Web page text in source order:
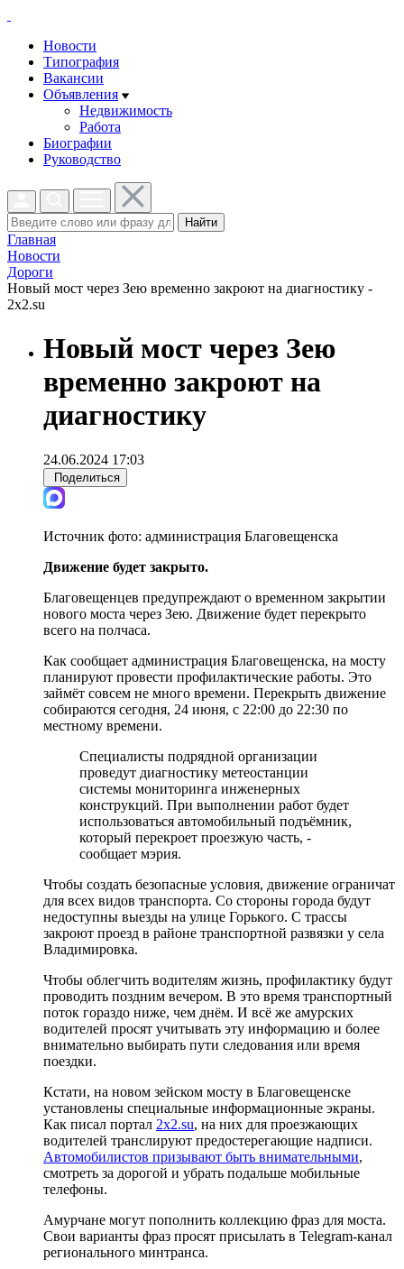
Новости
Типография
Вакансии
Объявления
Недвижимость
Работа
Биографии
Руководство
Найти
Главная
Новости
Дороги
Новый мост через Зею временно закроют на диагностику -
2x2.su
Новый мост через Зею
временно закроют на
диагностику
24.06.2024 17:03
Поделиться
Источник фото: администрация Благовещенска
Движение будет закрыто.
Благовещенцев предупреждают о временном закрытии
нового моста через Зею. Движение будет перекрыто
всего на полчаса.
Как сообщает администрация Благовещенска, на мосту
планируют провести профилактические работы. Это
займёт совсем не много времени. Перекрыть движение
собираются сегодня, 24 июня, с 22:00 до 22:30 по
местному времени.
Специалисты подрядной организации
проведут диагностику метеостанции
системы мониторинга инженерных
конструкций. При выполнении работ будет
использоваться автомобильный подъёмник,
который перекроет проезжую часть, -
сообщает мэрия.
Чтобы создать безопасные условия, движение ограничат
для всех видов транспорта. Со стороны города будут
недоступны выезды на улице Горького. С трассы
закроют проезд в районе транспортной развязки у села
Владимировка.
Чтобы облегчить водителям жизнь, профилактику будут
проводить поздним вечером. В это время транспортный
поток гораздо ниже, чем днём. И всё же амурских
водителей просят учитывать эту информацию и более
внимательно выбирать пути следования или время
поездки.
Кстати, на новом зейском мосту в Благовещенске
установлены специальные информационные экраны.
Как писал портал 2x2.su, на них для проезжающих
водителей транслируют предостерегающие надписи.
Автомобилистов призывают быть внимательными,
смотреть за дорогой и убрать подальше мобильные
телефоны.
Амурчане могут пополнить коллекцию фраз для моста.
Свои варианты фраз просят присылать в Telegram-канал
регионального минтранса.